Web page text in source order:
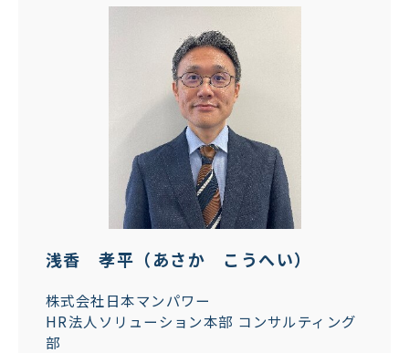
浅香 孝平（あさか こうへい）
株式会社日本マンパワー
HR法人ソリューション本部 コンサルティング
部